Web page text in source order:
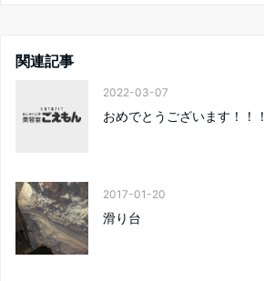
関連記事
2022-03-07
おめでとうございます！！！
2017-01-20
滑り台